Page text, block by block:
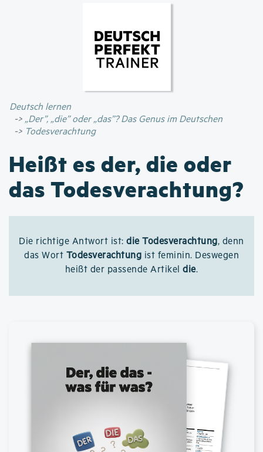
Inhalt
Deutsch lernen
„Der”, „die” oder „das”? Das Genus im Deutschen
Todesverachtung
Heißt es der, die oder
das Todesverachtung?
Die richtige Antwort ist:die Todesverachtung, denn
das Wort Todesverachtung ist feminin. Deswegen
heißt der passende Artikeldie.